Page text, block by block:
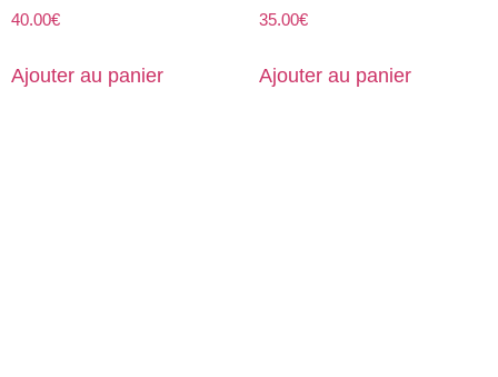
40.00€
Ajouter au panier
35.00€
Ajouter au panier